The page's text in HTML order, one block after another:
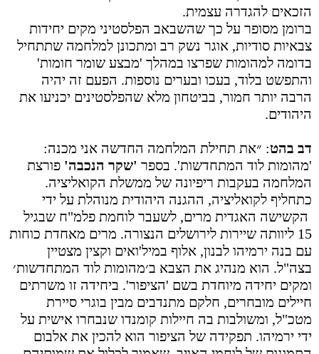
הזכאים להגדרה עצמית.
ברומן מסופר על כך שהשבאב הפלסטיני מקים יחידות
צבאיות סודיות, אוגר נשק רב ומתכונן למלחמה שתתחיל
בדומה למהומות שפרצו במהלך 'מבצע שומר חומות'
והתפשט בלוד, בעכו ובערים נוספות. הפעם זה יהיה
הרבה יותר חמור, בביטחון מלא שהפלסטינים יכניעו את
היהודים.
דב בהט: ״את תחילת המלחמה החדשה אני מכנה:
'מהומות לוד המתחדשות'. בספר 'שקר הנכבה' פורצת
המלחמה בעקבות ריפיונה של ממשלת הקואליציה.
כתחליף לקואליציה, ההגנה היהודית מנוהלת על ידי
הקשישה האגדית מרים, לשעבר לוחמת פלמ"ח שבגיל
15 ליוותה שיירות לירושלים הנצורה. מרים מאחדת כוחות
עם בנה ירמיהו לבנון, אלוף במיל'ואים וקצין מצטיין
בצה"ל. הוא מנהיג את הצבא ב׳מהומות לוד המתחדשות׳
ומקים יחידה מיוחדת בשם 'הציפור'. ביחידה זו משרתים
חיילים מובחרים, חלקם מתנדבים מבין בוגרי סיירת
מטכ"ל, ומשולבות בה חיילות קומנדו שנבחרו אישית על
ידי ירמיהו. תפקידה של הציפור הוא להכין את אלבום